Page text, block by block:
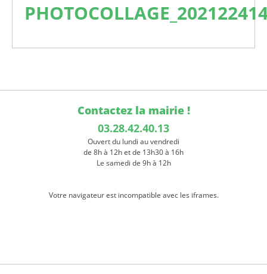
Contactez la mairie !
03.28.42.40.13
Ouvert du lundi au vendredi
de 8h à 12h et de 13h30 à 16h
Le samedi de 9h à 12h
Votre navigateur est incompatible avec les iframes.